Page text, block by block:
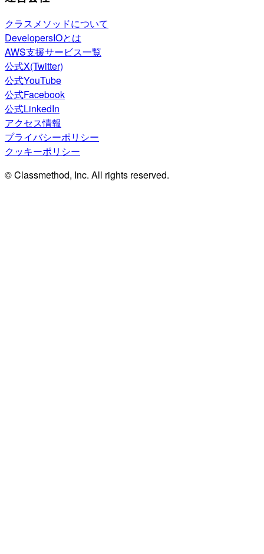
クラスメソッドについて
DevelopersIOとは
AWS支援サービス一覧
公式X(Twitter)
公式YouTube
公式Facebook
公式LinkedIn
アクセス情報
プライバシーポリシー
クッキーポリシー
© Classmethod, Inc. All rights reserved.